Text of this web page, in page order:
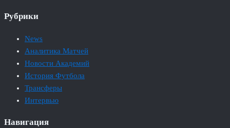
Рубрики
News
Аналитика Матчей
Новости Академий
История Футбола
Трансферы
Интервью
Навигация